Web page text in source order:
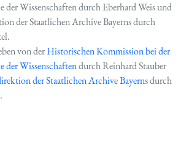
der Wissenschaften durch Eberhard Weis und
der Staatlichen Archive Bayerns durch
von derHistorischen Kommission bei der
der Wissenschaftendurch Reinhard Stauber
der Staatlichen Archive Bayernsdurch